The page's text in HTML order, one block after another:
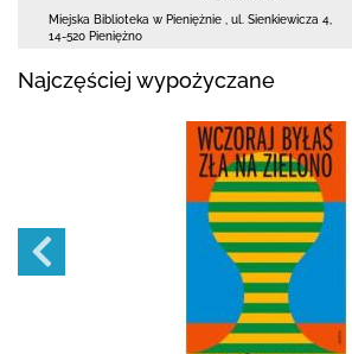
Miejska Biblioteka w Pieniężnie ul. Sienkiewicza 4
14-520 Pieniężno
Najczęściej wypożyczane